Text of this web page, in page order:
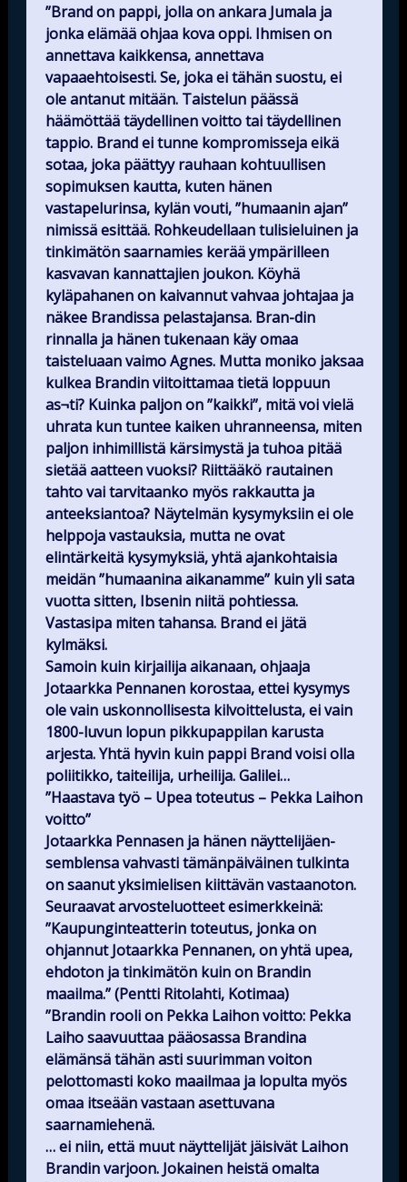
”Brand on pappi, jolla on ankara Jumala ja
jonka elämää ohjaa kova oppi. Ihmisen on
annettava kaikkensa, annettava
vapaaehtoisesti. Se, joka ei tähän suostu, ei
ole antanut mitään. Taistelun päässä
häämöttää täydellinen voitto tai täydellinen
tappio. Brand ei tunne kompromisseja eikä
sotaa, joka päättyy rauhaan kohtuullisen
sopimuksen kautta, kuten hänen
vastapelurinsa, kylän vouti, ”humaanin ajan”
nimissä esittää. Rohkeudellaan tulisieluinen ja
tinkimätön saarnamies kerää ympärilleen
kasvavan kannattajien joukon. Köyhä
kyläpahanen on kaivannut vahvaa johtajaa ja
näkee Brandissa pelastajansa. Bran-din
rinnalla ja hänen tukenaan käy omaa
taisteluaan vaimo Agnes. Mutta moniko jaksaa
kulkea Brandin viitoittamaa tietä loppuun
as¬ti? Kuinka paljon on ”kaikki”, mitä voi vielä
uhrata kun tuntee kaiken uhranneensa, miten
paljon inhimillistä kärsimystä ja tuhoa pitää
sietää aatteen vuoksi? Riittääkö rautainen
tahto vai tarvitaanko myös rakkautta ja
anteeksiantoa? Näytelmän kysymyksiin ei ole
helppoja vastauksia, mutta ne ovat
elintärkeitä kysymyksiä, yhtä ajankohtaisia
meidän ”humaanina aikanamme” kuin yli sata
vuotta sitten, Ibsenin niitä pohtiessa.
Vastasipa miten tahansa. Brand ei jätä
kylmäksi.
Samoin kuin kirjailija aikanaan, ohjaaja
Jotaarkka Pennanen korostaa, ettei kysymys
ole vain uskonnollisesta kilvoittelusta, ei vain
1800-luvun lopun pikkupappilan karusta
arjesta. Yhtä hyvin kuin pappi Brand voisi olla
poliitikko, taiteilija, urheilija. Galilei…
”Haastava työ – Upea toteutus – Pekka Laihon
voitto”
Jotaarkka Pennasen ja hänen näyttelijäen-
semblensa vahvasti tämänpäiväinen tulkinta
on saanut yksimielisen kiittävän vastaanoton.
Seuraavat arvosteluotteet esimerkkeinä:
”Kaupunginteatterin toteutus, jonka on
ohjannut Jotaarkka Pennanen, on yhtä upea,
ehdoton ja tinkimätön kuin on Brandin
maailma.” (Pentti Ritolahti, Kotimaa)
”Brandin rooli on Pekka Laihon voitto: Pekka
Laiho saavuuttaa pääosassa Brandina
elämänsä tähän asti suurimman voiton
pelottomasti koko maailmaa ja lopulta myös
omaa itseään vastaan asettuvana
saarnamiehenä.
… ei niin, että muut näyttelijät jäisivät Laihon
Brandin varjoon. Jokainen heistä omalta